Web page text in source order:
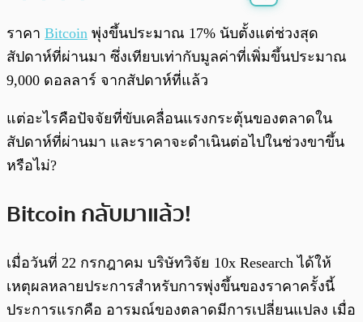
0:00
ราคา Bitcoin พุ่งขึ้นประมาณ 17% นับตั้งแต่ช่วงสุด
สัปดาห์ที่ผ่านมา ซึ่งเทียบเท่ากับมูลค่าที่เพิ่มขึ้นประมาณ
9,000 ดอลลาร์ จากสัปดาห์ที่แล้ว
แต่อะไรคือปัจจัยที่ขับเคลื่อนแรงกระตุ้นของตลาดใน
สัปดาห์ที่ผ่านมา และราคาจะดำเนินต่อไปในช่วงขาขึ้น
หรือไม่?
Bitcoin กลับมาแล้ว!
เมื่อวันที่ 22 กรกฎาคม บริษัทวิจัย 10x Research ได้ให้
เหตุผลหลายประการสำหรับการพุ่งขึ้นของราคาครั้งนี้
ประการแรกคือ อารมณ์ของตลาดมีการเปลี่ยนแปลง เมื่อ